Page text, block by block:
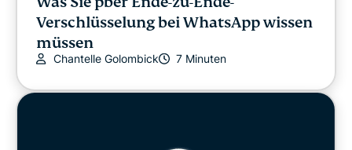
Verschlüsselung bei WhatsApp wissen
müssen
Chantelle Golombick 7 Minuten